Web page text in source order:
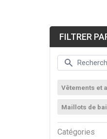
FILTRER
Vêtements et
Maillots de
Catégories